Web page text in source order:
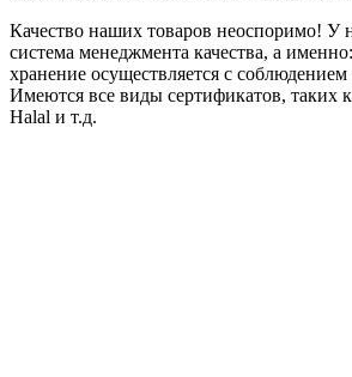
Качество наших товаров неоспоримо! У
система менеджмента качества, а
хранение осуществляется с соблюдением
Имеются все виды сертификатов, таких
Halal и т.д.